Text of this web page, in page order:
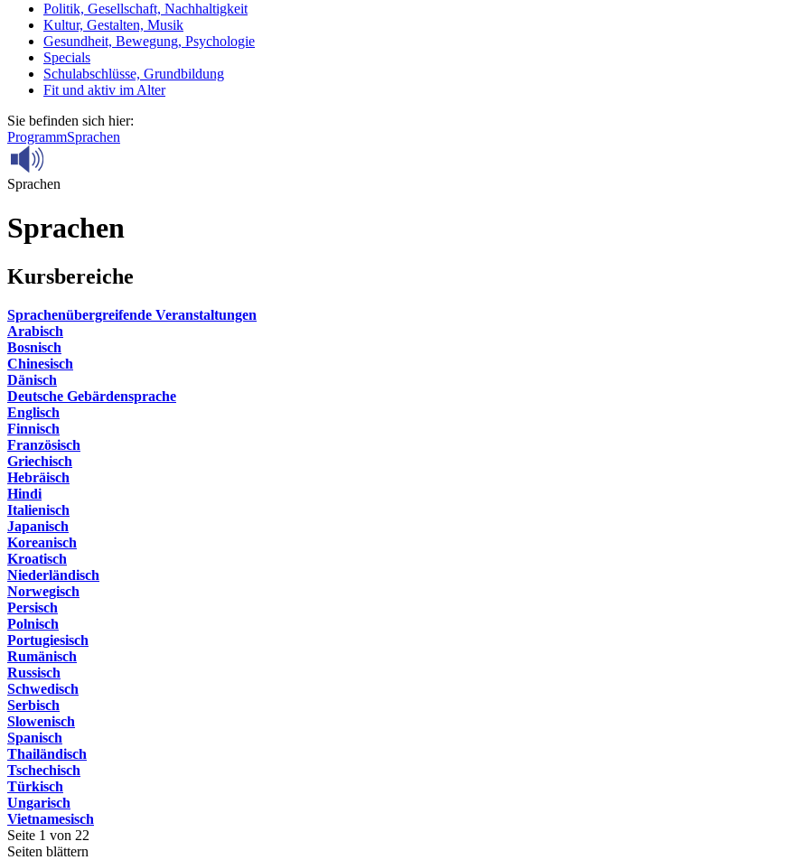
Politik, Gesellschaft, Nachhaltigkeit
Kultur, Gestalten, Musik
Gesundheit, Bewegung, Psychologie
Specials
Schulabschlüsse, Grundbildung
Fit und aktiv im Alter
Sie befinden sich hier:
ProgrammSprachen
Sprachen
Sprachen
Kursbereiche
Sprachenübergreifende Veranstaltungen
Arabisch
Bosnisch
Chinesisch
Dänisch
Deutsche Gebärdensprache
Englisch
Finnisch
Französisch
Griechisch
Hebräisch
Hindi
Italienisch
Japanisch
Koreanisch
Kroatisch
Niederländisch
Norwegisch
Persisch
Polnisch
Portugiesisch
Rumänisch
Russisch
Schwedisch
Serbisch
Slowenisch
Spanisch
Thailändisch
Tschechisch
Türkisch
Ungarisch
Vietnamesisch
Seite 1 von 22
Seiten blättern